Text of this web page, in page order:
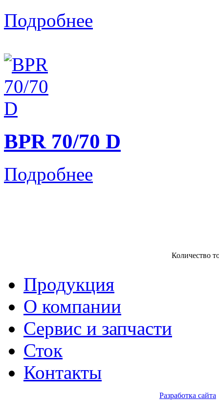
Подробнее
BPR 70/70 D
Подробнее
Количество
Продукция
О компании
Сервис и запчасти
Сток
Контакты
Разработка сайта